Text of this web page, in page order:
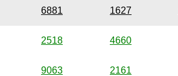
6881 1627
2518 4660
9063 2161